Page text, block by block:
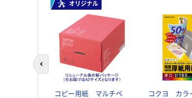
オリジナル
コピー用紙 マルチペ
コクヨ カラ
前のスライドへ